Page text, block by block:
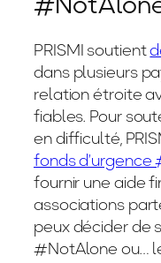
PRISMI soutient
dans plusieurs
relation étroite
fiables. Pour
en difficulté,
fonds
fournir une aide
associations
peux décider de
#NotAlone ou…